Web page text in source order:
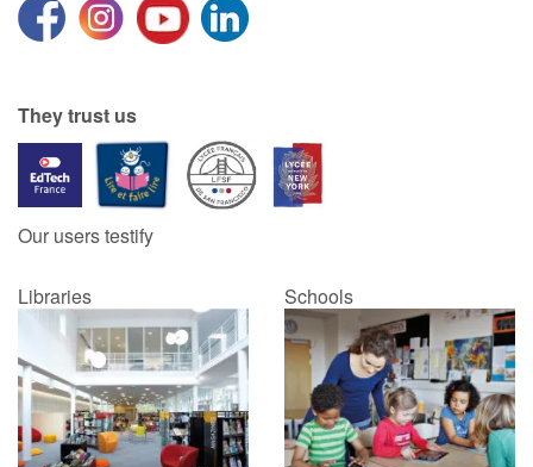
They trust us
Our users testify
Libraries Schools